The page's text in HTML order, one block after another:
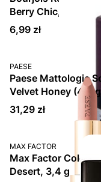
Berry Chic, 7,7 ml
Cena
6,99 zł
PRODUCENT
PAESE
Paese Mattologie
Velvet Honey (4,3
Cena
31,29 zł
PRODUCENT
MAX FACTOR
Max Factor Colour
Desert, 3,4 g